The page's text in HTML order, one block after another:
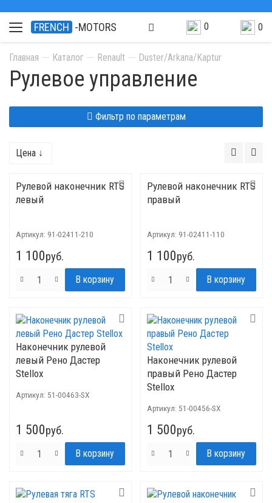
FRENCH -MOTORS 0 0
Главная Каталог Renault Duster/Arkana/Kaptur
Рулевое управление
Фильтр по параметрам
Цена ↓
Рулевой наконечник RTS
левый
Артикул: 91-02411-210
1 100руб.
Рулевой наконечник RTS
правый
Артикул: 91-02411-110
1 100руб.
Наконечник рулевой
левый Рено Дастер
Stellox
Артикул: 51-00463-SX
1 500руб.
Наконечник рулевой
правый Рено Дастер
Stellox
Артикул: 51-00456-SX
1 500руб.